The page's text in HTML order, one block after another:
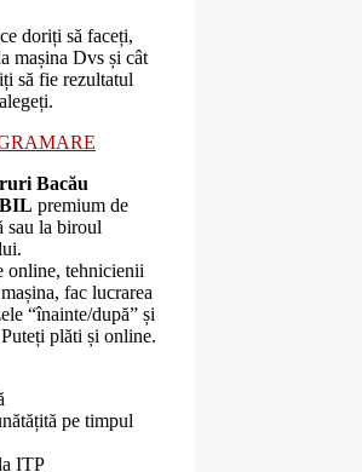
ce doriți să faceți,
mașina Dvs și cât
să fie rezultatul
Bacău
premium de
sau la biroul
online, tehnicienii
fac lucrarea
“înainte/după” și
plăti și online.
pe timpul
ITP